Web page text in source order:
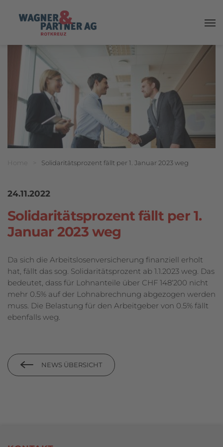
Breadcrumbnavigation
Sie befinden sich hier:
Home Solidaritätsprozent fällt per 1. Januar 2023 weg
24.11.2022
Solidaritätsprozent fällt per 1.
Januar 2023 weg
Da sich die Arbeitslosenversicherung finanziell erholt
hat, fällt das sog. Solidari­täts­prozent ab 1.1.2023 weg. Das
bedeutet, dass für Lohnanteile über CHF 148‘200 nicht
mehr 0.5% auf der Lohnabrechnung abgezogen werden
muss. Die Be­lastung für den Arbeitgeber von 0.5% fällt
ebenfalls weg.
NEWS ÜBERSICHT
Footerbereich